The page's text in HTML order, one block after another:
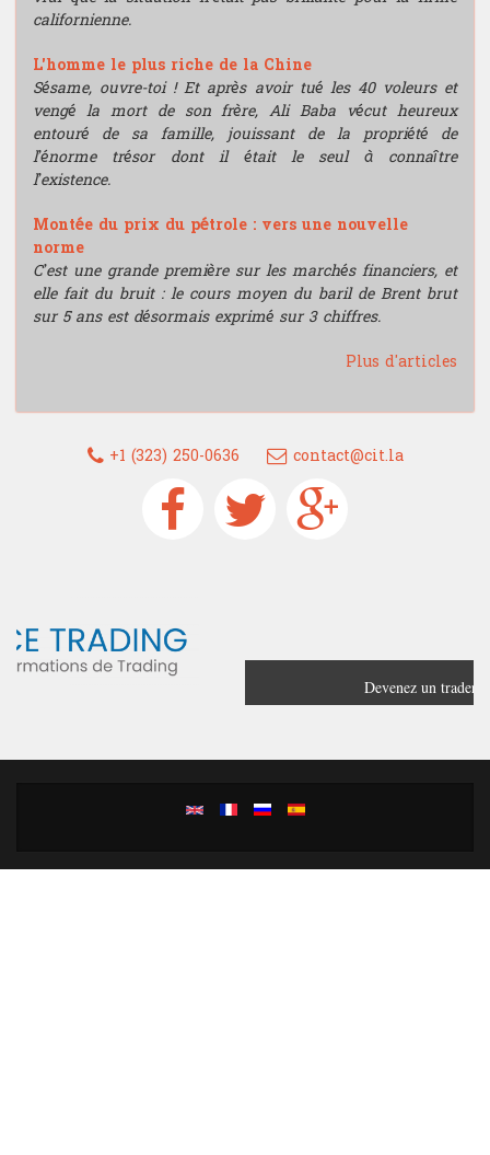
californienne.
L'homme le plus riche de la Chine
Sésame, ouvre-toi ! Et après avoir tué les 40 voleurs et
vengé la mort de son frère, Ali Baba vécut heureux
entouré de sa famille, jouissant de la propriété de
l’énorme trésor dont il était le seul à connaître
l’existence.
Montée du prix du pétrole : vers une nouvelle
norme
C’est une grande première sur les marchés financiers, et
elle fait du bruit : le cours moyen du baril de Brent brut
sur 5 ans est désormais exprimé sur 3 chiffres.
Plus d'articles
+1 (323) 250-0636 contact@cit.la
France Trading